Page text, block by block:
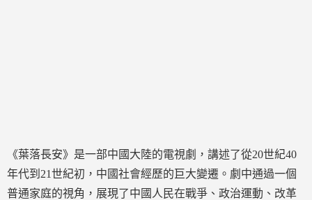
《葉落長安》是一部中國大陸的電視劇，講述了從20世紀40
年代到21世紀初，中國社會經歷的巨大變遷。劇中通過一個
普通家庭的視角，展現了中國人民在戰爭、政治運動、改革